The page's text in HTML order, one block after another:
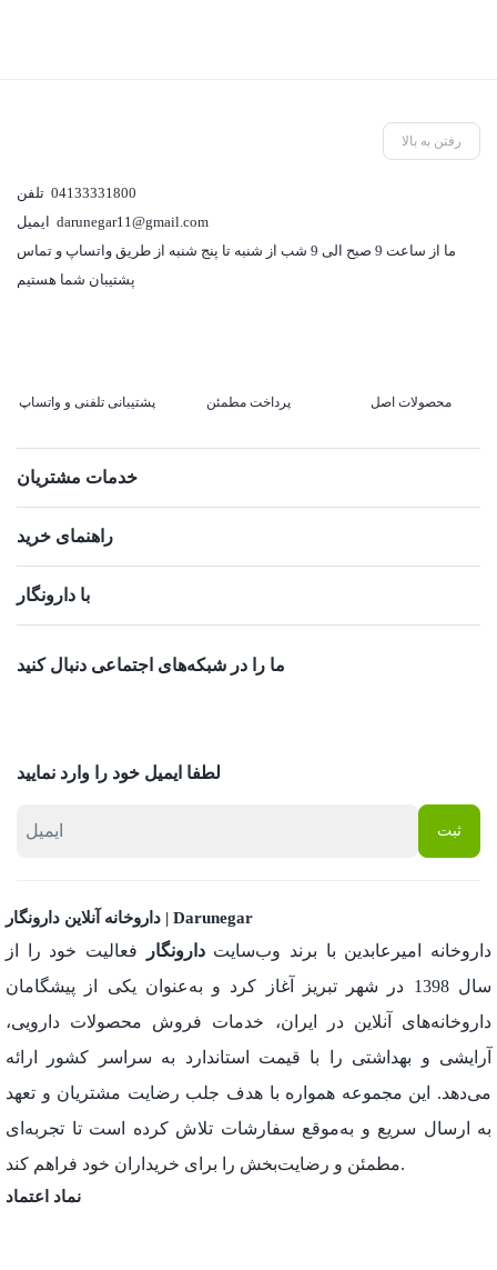
رفتن به بالا
04133331800
darunegar11@gmail.com
ما از ساعت 9 صبح الی 9 شب از شنبه تا پنج شنبه از طریق واتساپ و تماس
پشتیبان شما هستیم
پشتیبانی تلفنی و واتساپ پرداخت مطمئن محصولات اصل
خدمات مشتریان
راهنمای خرید
با دارونگار
ما را در شبکه‌های اجتماعی دنبال کنید
لطفا ایمیل خود را وارد نمایید
داروخانه آنلاین دارونگار | Darunegar
داروخانه امیرعابدین با برند وب‌سایتدارونگار
فعالیت خود را از
سال 1398 در شهر تبریز آغاز کرد و به‌عنوان یکی از پیشگامان
داروخانه‌های آنلاین در ایران، خدمات فروش محصولات دارویی،
آرایشی و بهداشتی را با قیمت استاندارد به سراسر کشور ارائه
می‌دهد. این مجموعه همواره با هدف جلب رضایت مشتریان و تعهد
به ارسال سریع و به‌موقع سفارشات تلاش کرده است تا تجربه‌ای
مطمئن و رضایت‌بخش را برای خریداران خود فراهم کند.
نماد اعتماد